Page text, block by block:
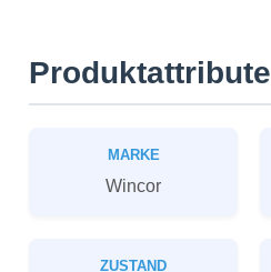
Produktattribute
MARKE
Wincor
ZUSTAND